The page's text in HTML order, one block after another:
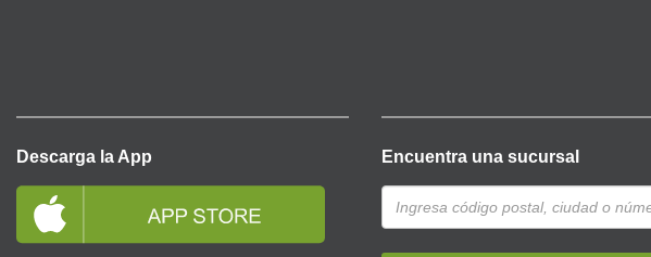
Descarga la App Encuentra una sucursal